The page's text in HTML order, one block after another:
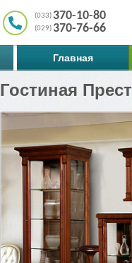
(033) 370-10-80
(029) 370-76-66
Главная
Гостиная